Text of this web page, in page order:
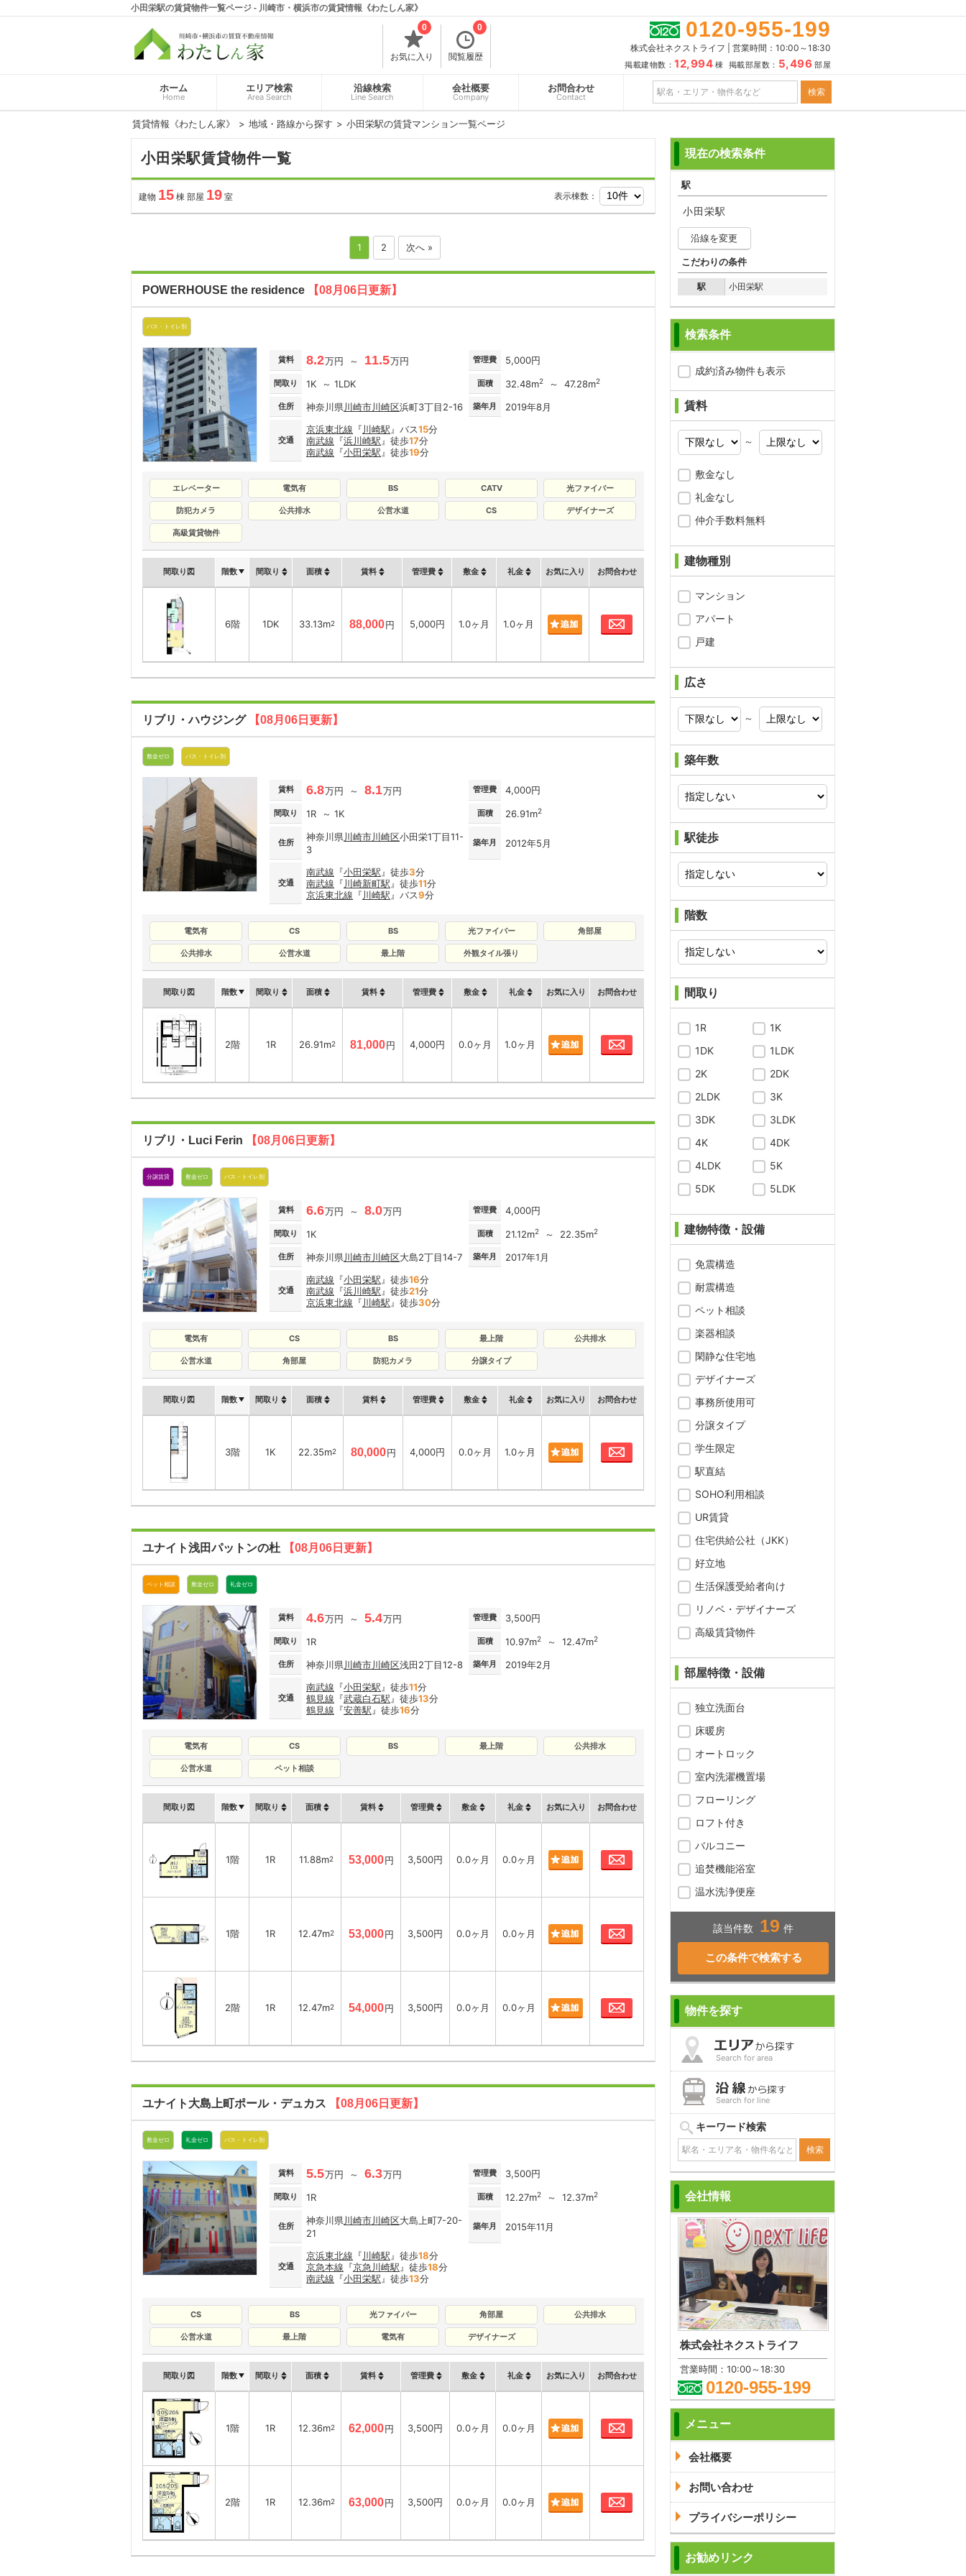
小田栄駅の賃貸物件一覧ページ - 川崎市・横浜市の賃貸情報《わたしん家》
お気に入り
0
閲覧履歴
0 0120-955-199
株式会社ネクストライフ | 営業時間：10:00～18:30
掲載建物数： 12,994 棟 掲載部屋数： 5,496 部屋
ホーム
Home
エリア検索
Area Search
沿線検索
Line Search
会社概要
Company
お問合わせ
Contact
賃貸情報《わたしん家》 地域・路線から探す 小田栄駅の賃貸マンション一覧ページ
小田栄駅賃貸物件一覧
建物 15 棟 部屋 19 室 表示棟数：
1 2 次へ »
POWERHOUSE the residence 【08月06日更新】
バス・トイレ別
賃料 8.2万円 ～ 11.5万円 管理費 5,000円
間取り 1K ～ 1LDK 面積 32.48m2 ～ 47.28m2
住所 神奈川県川崎市川崎区浜町3丁目2-16 築年月 2019年8月
交通
京浜東北線 『川崎駅 』バス15分
南武線 『浜川崎駅 』徒歩17分
南武線 『小田栄駅 』徒歩19分
エレベーター 電気有 BS CATV 光ファイバー
防犯カメラ 公共排水 公営水道 CS デザイナーズ
高級賃貸物件
間取り図 階数 間取り 面積 賃料 管理費 敷金 礼金 お気に入り お問合わせ
6階 1DK 33.13m2 88,000円 5,000円 1.0ヶ月 1.0ヶ月 お問合わせ
リブリ・ハウジング 【08月06日更新】
敷金ゼロ バス・トイレ別
賃料 6.8万円 ～ 8.1万円 管理費 4,000円
間取り 1R ～ 1K 面積 26.91m2
住所 神奈川県川崎市川崎区小田栄1丁目11-
3
築年月 2012年5月
交通
南武線 『小田栄駅 』徒歩3分
南武線 『川崎新町駅 』徒歩11分
京浜東北線 『川崎駅 』バス9分
電気有 CS BS 光ファイバー 角部屋
公共排水 公営水道 最上階 外観タイル張り
間取り図 階数 間取り 面積 賃料 管理費 敷金 礼金 お気に入り お問合わせ
2階 1R 26.91m2 81,000円 4,000円 0.0ヶ月 1.0ヶ月
リブリ・Luci Ferin 【08月06日更新】
分譲賃貸 敷金ゼロ バス・トイレ別
賃料 6.6万円 ～ 8.0万円 管理費 4,000円
間取り 1K 面積 21.12m2 ～ 22.35m2
住所 神奈川県川崎市川崎区大島2丁目14-7 築年月 2017年1月
交通
南武線 『小田栄駅 』徒歩16分
南武線 『浜川崎駅 』徒歩21分
京浜東北線 『川崎駅 』徒歩30分
電気有 CS BS 最上階 公共排水
公営水道 角部屋 防犯カメラ 分譲タイプ
間取り図 階数 間取り 面積 賃料 管理費 敷金 礼金 お気に入り お問合わせ
3階 1K 22.35m2 80,000円 4,000円 0.0ヶ月 1.0ヶ月 お問合わせ
ユナイト浅田パットンの杜 【08月06日更新】
ペット相談 敷金ゼロ 礼金ゼロ
賃料 4.6万円 ～ 5.4万円 管理費 3,500円
間取り 1R 面積 10.97m2 ～ 12.47m2
住所 神奈川県川崎市川崎区浅田2丁目12-8 築年月 2019年2月
交通
南武線 『小田栄駅 』徒歩11分
鶴見線 『武蔵白石駅 』徒歩13分
鶴見線 『安善駅 』徒歩16分
電気有 CS BS 最上階 公共排水
公営水道 ペット相談
間取り図 階数 間取り 面積 賃料 管理費 敷金 礼金 お気に入り お問合わせ
1階 1R 11.88m2 53,000円 3,500円 0.0ヶ月 0.0ヶ月 お問合わせ
1階 1R 12.47m2 53,000円 3,500円 0.0ヶ月 0.0ヶ月
2階 1R 12.47m2 54,000円 3,500円 0.0ヶ月 0.0ヶ月 お問合わせ
ユナイト大島上町ポール・デュカス 【08月06日更新】
敷金ゼロ 礼金ゼロ バス・トイレ別
賃料 5.5万円 ～ 6.3万円 管理費 3,500円
間取り 1R 面積 12.27m2 ～ 12.37m2
住所 神奈川県川崎市川崎区大島上町7-20-
21
築年月 2015年11月
交通
京浜東北線 『川崎駅 』徒歩18分
京急本線 『京急川崎駅 』徒歩18分
南武線 『小田栄駅 』徒歩13分
CS BS 光ファイバー 角部屋 公共排水
公営水道 最上階 電気有 デザイナーズ
間取り図 階数 間取り 面積 賃料 管理費 敷金 礼金 お気に入り お問合わせ
1階 1R 12.36m2 62,000円 3,500円 0.0ヶ月 0.0ヶ月
2階 1R 12.36m2 63,000円 3,500円 0.0ヶ月 0.0ヶ月
現在の検索条件
駅
小田栄駅
沿線を変更
こだわりの条件
駅 小田栄駅
検索条件
成約済み物件も表示
賃料
～
敷金なし
礼金なし
仲介手数料無料
建物種別
マンション
アパート
戸建
広さ
～
築年数
駅徒歩
階数
間取り
1R
1K
1DK
1LDK
2K
2DK
2LDK
3K
3DK
3LDK
4K
4DK
4LDK
5K
5DK
5LDK
建物特徴・設備
免震構造
耐震構造
ペット相談
楽器相談
閑静な住宅地
デザイナーズ
事務所使用可
分譲タイプ
学生限定
駅直結
SOHO利用相談
UR賃貸
住宅供給公社（JKK）
好立地
生活保護受給者向け
リノベ・デザイナーズ
高級賃貸物件
部屋特徴・設備
独立洗面台
床暖房
オートロック
室内洗濯機置場
フローリング
ロフト付き
バルコニー
追焚機能浴室
温水洗浄便座
該当件数 19 件
物件を探す
Search for area
Search for line
キーワード検索
会社情報
株式会社ネクストライフ
営業時間：10:00～18:30
0120-955-199
メニュー
会社概要
お問い合わせ
プライバシーポリシー
お勧めリンク